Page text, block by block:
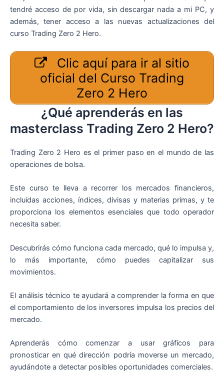
tendré acceso de por vida, sin descargar nada a mi PC, y
además, tener acceso a las nuevas actualizaciones del
curso Trading Zero 2 Hero.
Clic aquí para ir al sitio
oficial del Curso Trading
Zero 2 Hero
¿Qué aprenderás en las
masterclass Trading Zero 2 Hero?
Trading Zero 2 Hero es el primer paso en el mundo de las
operaciones de bolsa.
Este curso te lleva a recorrer los mercados financieros,
incluidas acciones, índices, divisas y materias primas, y te
proporciona los elementos esenciales que todo operador
necesita saber.
Descubrirás cómo funciona cada mercado, qué lo impulsa y,
lo más importante, cómo puedes capitalizar sus
movimientos.
El análisis técnico te ayudará a comprender la forma en que
el comportamiento de los inversores impulsa los precios del
mercado.
Aprenderás cómo comenzar a usar gráficos para
pronosticar en qué dirección podría moverse un mercado,
ayudándote a detectar posibles oportunidades comerciales.